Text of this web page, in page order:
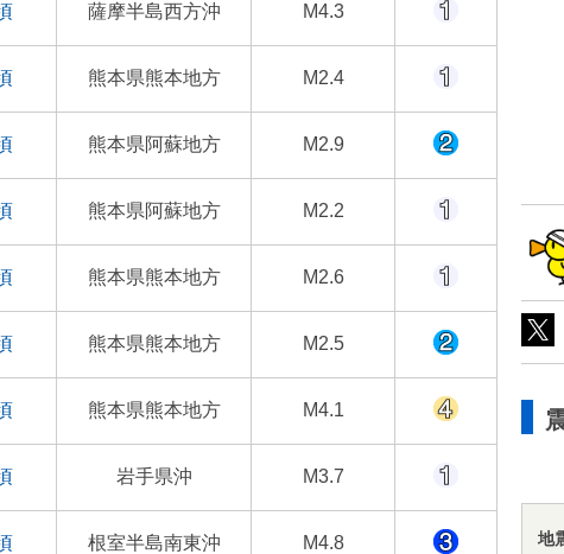
薩摩半島西方沖 M4.3
熊本県熊本地方 M2.4
熊本県阿蘇地方 M2.9
熊本県阿蘇地方 M2.2
熊本県熊本地方 M2.6
熊本県熊本地方 M2.5
熊本県熊本地方 M4.1
岩手県沖 M3.7
根室半島南東沖 M4.8 地